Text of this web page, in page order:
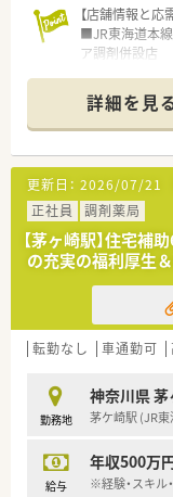
【店舗情報と応
■JR東海道本
ア調剤併設店
らず面で応需し
■薬剤師と医
る体制を整えて
【募集背景と求
■組織強化のた
できる方を歓迎
■調剤薬局での
て活躍が期待で
■患者様へのホ
きる方を求め
【法人特徴につ
■関東や東海エ
■東京や神奈
が非常に安定し
■30年以上連
【想定されるキ
詳細を見
更新日： 2026/07/21
正社員
調剤薬局
【茅ヶ崎駅】住宅
の充実の福利厚生
転勤なし 車通勤可
勤務地
神奈川県
茅ケ崎駅 (JR
給与
年収500万
※経験・スキル